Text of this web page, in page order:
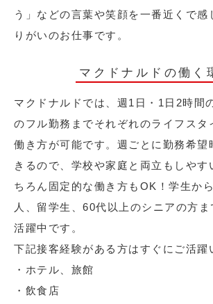
う」などの言葉や笑顔を一番近くで感
りがいのお仕事です。
マクドナルドの働く
マクドナルドでは、週1日・1日2時間
のフル勤務までそれぞれのライフスタ
働き方が可能です。週ごとに勤務希望
きるので、学校や家庭と両立もしやす
ちろん固定的な働き方もOK！学生か
人、留学生、60代以上のシニアの方
活躍中です。
下記接客経験がある方はすぐにご活躍
・ホテル、旅館
・飲食店